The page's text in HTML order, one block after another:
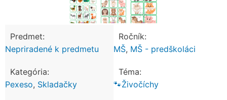
Predmet:
Nepriradené k predmetu
Ročník:
MŠ, MŠ - predškoláci
Kategória:
Pexeso, Skladačky
Téma:
🐾Živočíchy